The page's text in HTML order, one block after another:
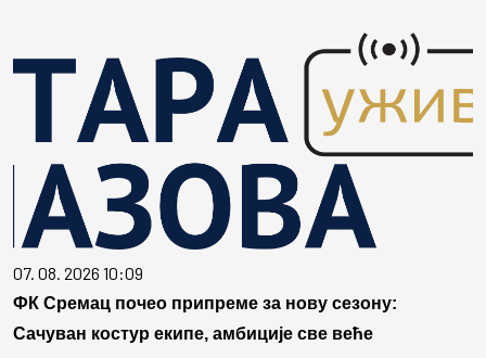
07. 08. 2026 10:09
ФК Сремац почео припреме за нову сезону:
Сачуван костур екипе, амбиције све веће